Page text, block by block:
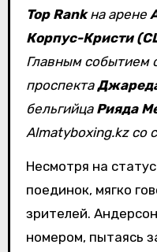
Top Rankна арене
Корпус-Кристи
Главным событием
проспекта
бельгийца Рияда
Almatyboxing.kz со
Несмотря на
поединок, мягко
зрителей.
номером, пытаясь